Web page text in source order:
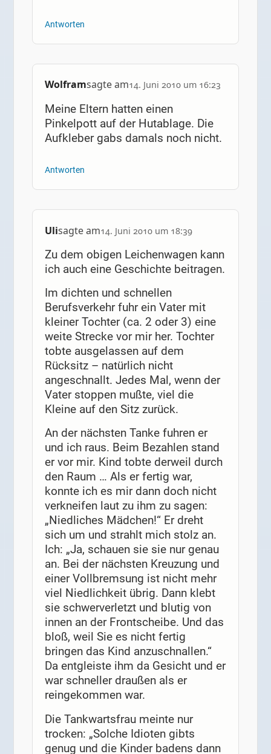
Antworten
Wolframsagte am14. Juni 2010 um 16:23
Meine Eltern hatten einen
Pinkelpott auf der Hutablage. Die
Aufkleber gabs damals noch nicht.
Antworten
Ulisagte am14. Juni 2010 um 18:39
Zu dem obigen Leichenwagen kann
ich auch eine Geschichte beitragen.
Im dichten und schnellen
Berufsverkehr fuhr ein Vater mit
kleiner Tochter (ca. 2 oder 3) eine
weite Strecke vor mir her. Tochter
tobte ausgelassen auf dem
Rücksitz – natürlich nicht
angeschnallt. Jedes Mal, wenn der
Vater stoppen mußte, viel die
Kleine auf den Sitz zurück.
An der nächsten Tanke fuhren er
und ich raus. Beim Bezahlen stand
er vor mir. Kind tobte derweil durch
den Raum … Als er fertig war,
konnte ich es mir dann doch nicht
verkneifen laut zu ihm zu sagen:
„Niedliches Mädchen!“ Er dreht
sich um und strahlt mich stolz an.
Ich: „Ja, schauen sie sie nur genau
an. Bei der nächsten Kreuzung und
einer Vollbremsung ist nicht mehr
viel Niedlichkeit übrig. Dann klebt
sie schwerverletzt und blutig von
innen an der Frontscheibe. Und das
bloß, weil Sie es nicht fertig
bringen das Kind anzuschnallen.“
Da entgleiste ihm da Gesicht und er
war schneller draußen als er
reingekommen war.
Die Tankwartsfrau meinte nur
trocken: „Solche Idioten gibts
genug und die Kinder badens dann